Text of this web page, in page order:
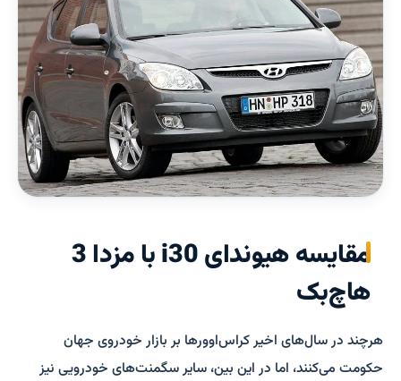
مقایسه هیوندای i30 با مزدا 3
هاچ‌بک
هرچند در سال‌های اخیر کراس‌اوورها بر بازار خودروی جهان
حکومت می‌کنند، اما در این بین، سایر سگمنت‌های خودرویی نیز